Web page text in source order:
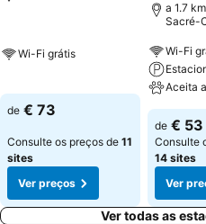
Wi-Fi grátis
de € 73
Consulte os preços de 11
sites
Ver preços
a 1.7
Sacré-
Wi-Fi
Aceita
de € 53
Consulte
14 sites
Ver
Ver todas as